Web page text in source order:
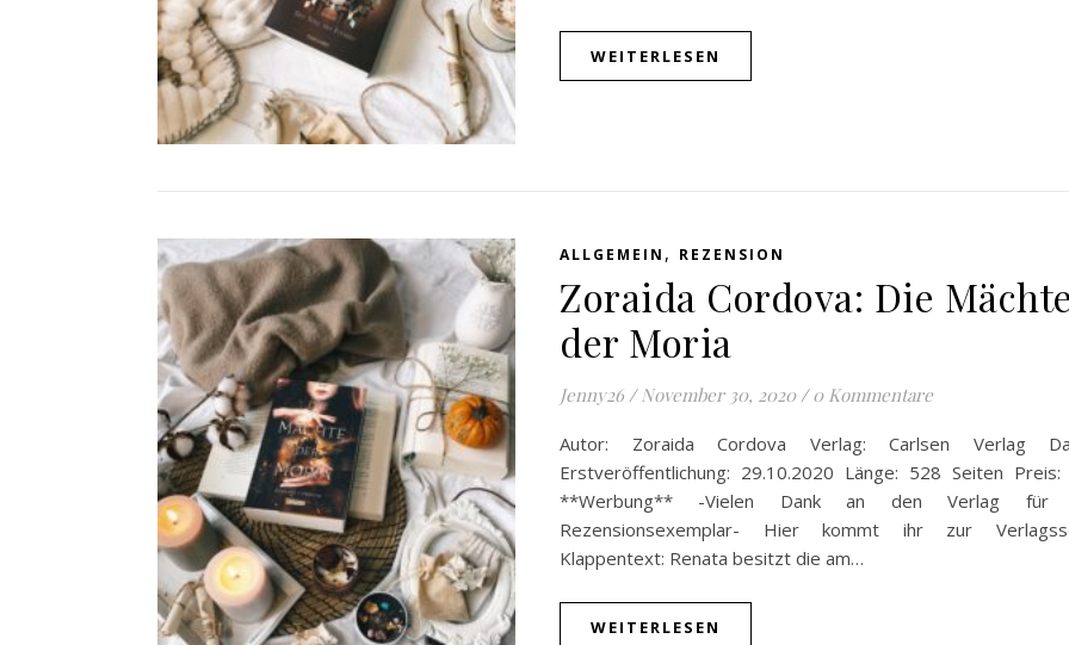
WEITERLESEN
ALLGEMEIN , REZENSION
Zoraida Cordova: Die Mächte
der Moria
Jenny26 / November 30, 2020 / 0 Kommentare
Autor: Zoraida Cordova Verlag: Carlsen Verlag
Erstveröffentlichung: 29.10.2020 Länge: 528 Seiten
**Werbung** -Vielen Dank an den Verlag für
Rezensionsexemplar- Hier kommt ihr zur
Klappentext: Renata besitzt die am…
WEITERLESEN